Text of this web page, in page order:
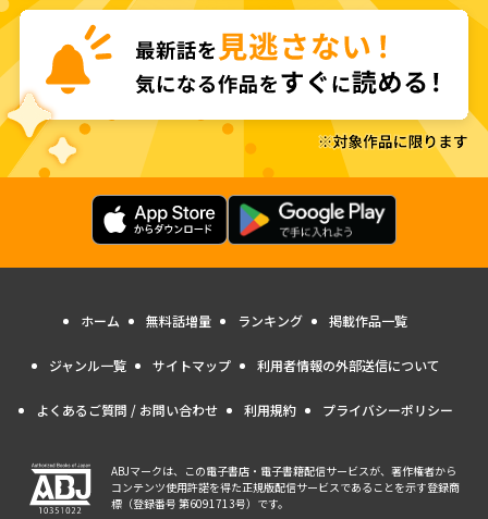
ホーム 無料話増量 ランキング 掲載作品一覧
ジャンル一覧 サイトマップ 利用者情報の外部送信について
よくあるご質問 / お問い合わせ 利用規約 プライバシーポリシー
ABJマークは、この電子書店・電子書籍配信サービスが、著作権者から
コンテンツ使用許諾を得た正規版配信サービスであることを示す登録商
標（登録番号 第6091713号）です。